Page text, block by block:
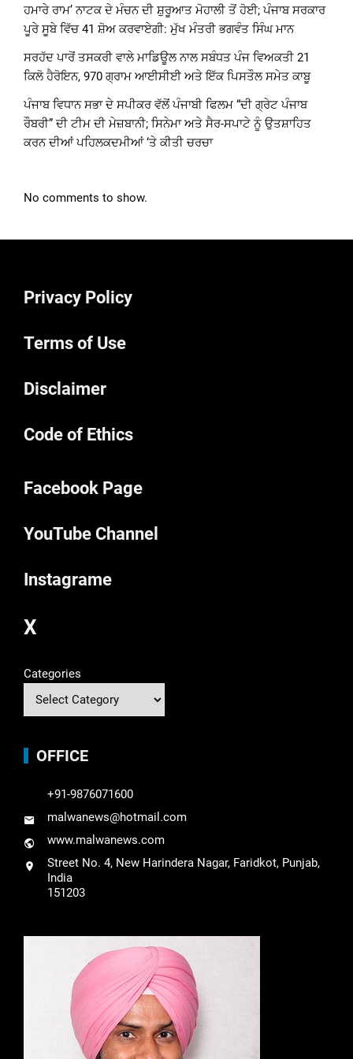
ਹਮਾਰੇ ਰਾਮ’ ਨਾਟਕ ਦੇ ਮੰਚਨ ਦੀ ਸ਼ੁਰੂਆਤ ਮੋਹਾਲੀ ਤੋਂ ਹੋਈ; ਪੰਜਾਬ ਸਰਕਾਰ
ਪੂਰੇ ਸੂਬੇ ਵਿੱਚ 41 ਸ਼ੋਅ ਕਰਵਾਏਗੀ: ਮੁੱਖ ਮੰਤਰੀ ਭਗਵੰਤ ਸਿੰਘ ਮਾਨ
ਸਰਹੱਦ ਪਾਰੋਂ ਤਸਕਰੀ ਵਾਲੇ ਮਾਡਿਊਲ ਨਾਲ ਸਬੰਧਤ ਪੰਜ ਵਿਅਕਤੀ 21
ਕਿਲੋ ਹੈਰੋਇਨ, 970 ਗ੍ਰਾਮ ਆਈਸੀਈ ਅਤੇ ਇੱਕ ਪਿਸਤੌਲ ਸਮੇਤ ਕਾਬੂ
ਪੰਜਾਬ ਵਿਧਾਨ ਸਭਾ ਦੇ ਸਪੀਕਰ ਵੱਲੋਂ ਪੰਜਾਬੀ ਫਿਲਮ “ਦੀ ਗ੍ਰੇਟ ਪੰਜਾਬ
ਰੌਬਰੀ” ਦੀ ਟੀਮ ਦੀ ਮੇਜ਼ਬਾਨੀ; ਸਿਨੇਮਾ ਅਤੇ ਸੈਰ-ਸਪਾਟੇ ਨੂੰ ਉਤਸ਼ਾਹਿਤ
ਕਰਨ ਦੀਆਂ ਪਹਿਲਕਦਮੀਆਂ ‘ਤੇ ਕੀਤੀ ਚਰਚਾ
No comments to show.
Privacy Policy
Terms of Use
Disclaimer
Code of Ethics
Facebook Page
YouTube Channel
Instagrame
X
Categories
OFFICE
+91-9876071600
malwanews@hotmail.com
www.malwanews.com
Street No. 4, New Harindera Nagar, Faridkot, Punjab,
India
151203